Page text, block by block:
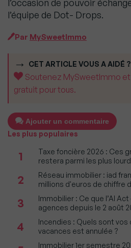
l’occasion de pouvoir
l’équipe de Dot- Drops.
Par MySweetImmo
CET ARTICLE VOUS A AIDÉ ?
Soutenez MySweetImmo
gratuit pour tous.
Ajouter un commentaire
Les plus populaires
1
Taxe foncière 2026 : Ces
restera parmi les plus
2
Réseau immobilier : iad
millions d'euros de chiffre
3
Immobilier : Ce que l’AI
agences depuis le 2 août
4
Incendies : Quels sont
vacances est annulée ?
Immobilier 1er semestre